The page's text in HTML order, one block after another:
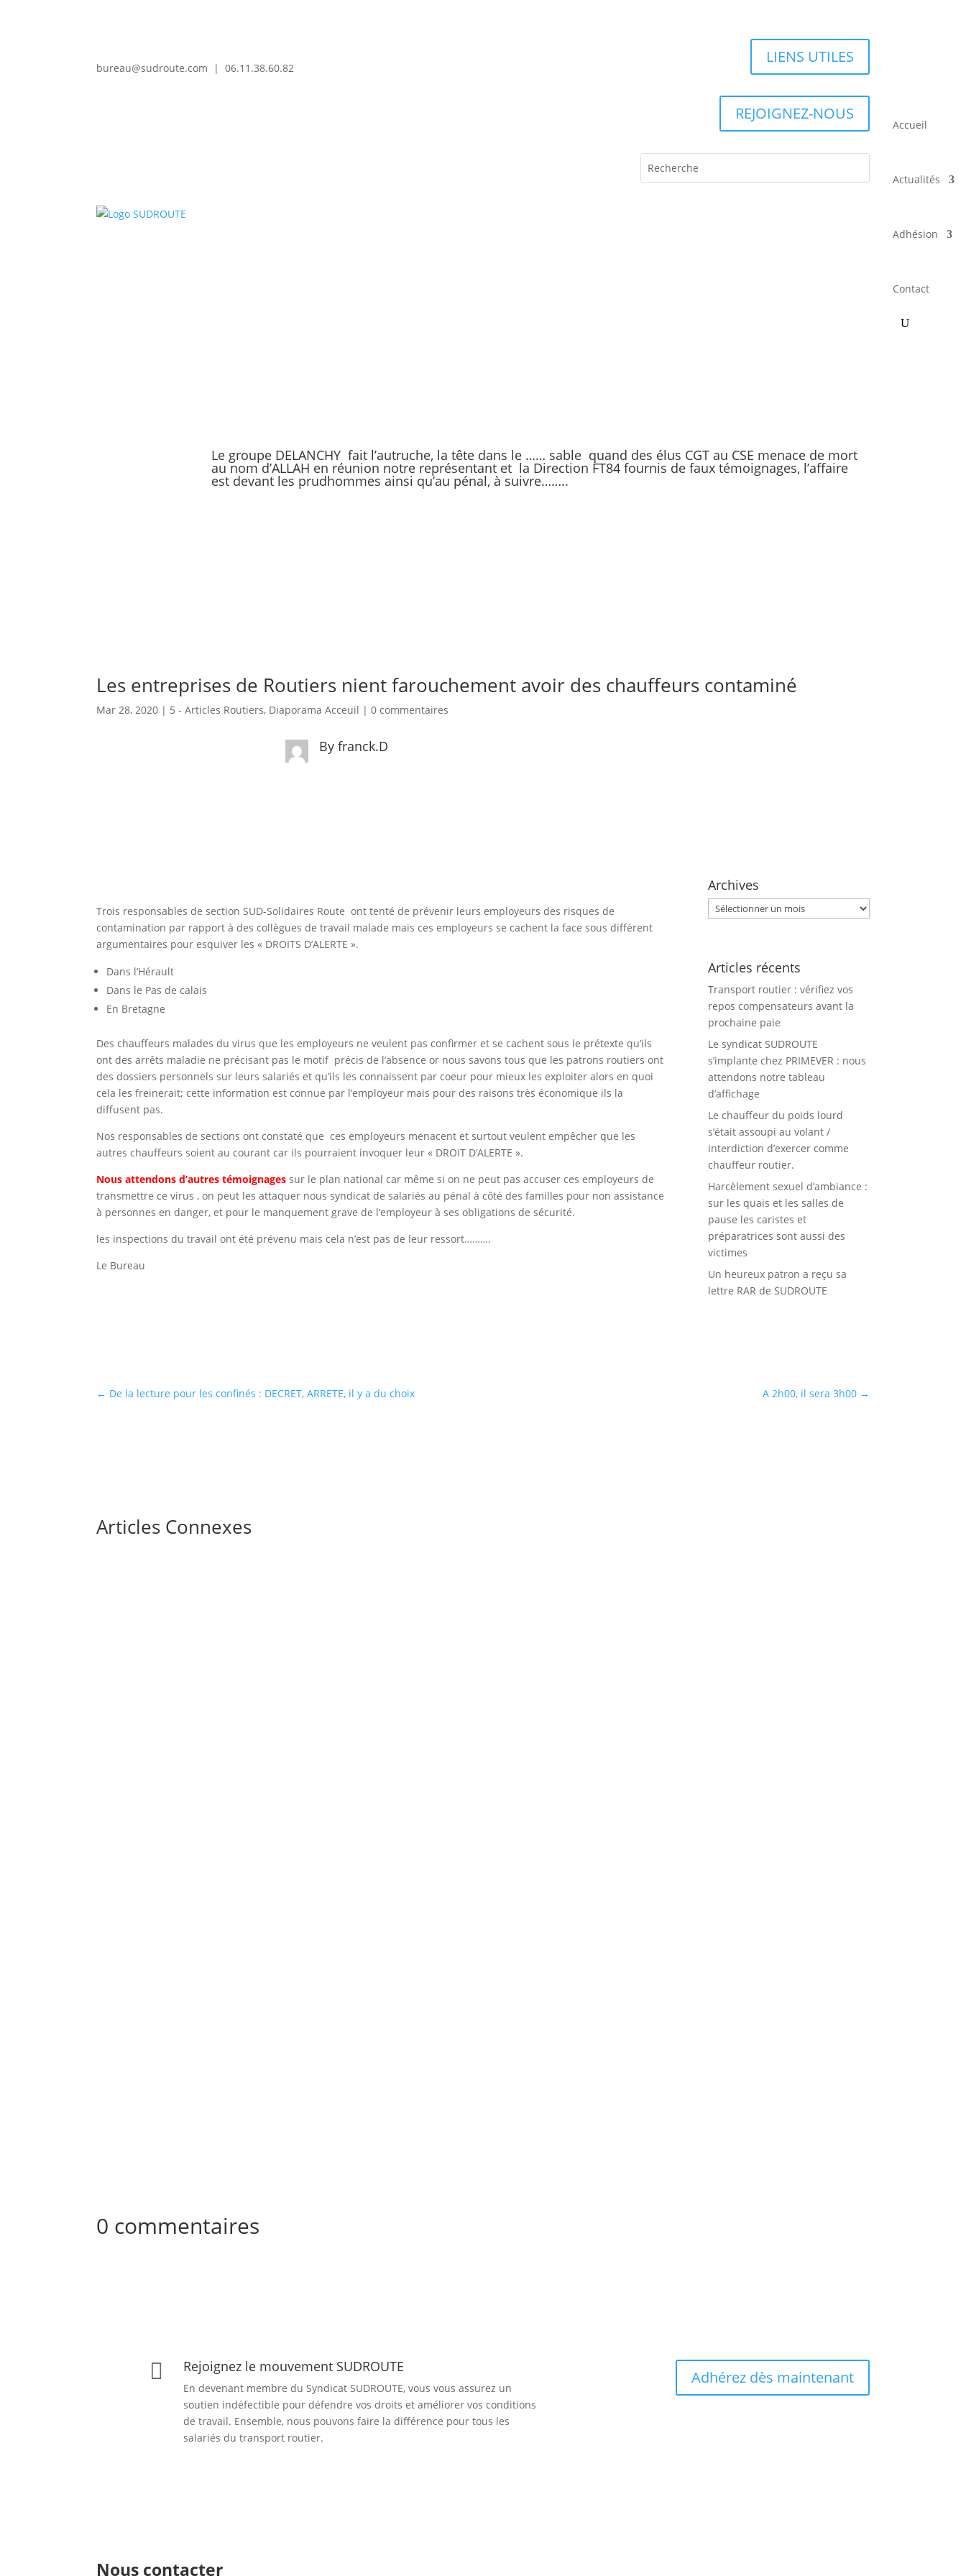
bureau@sudroute.com | 06.11.38.60.82
Accueil
Actualités
Adhésion
Contact
LIENS UTILES
REJOIGNEZ-NOUS
Le groupe DELANCHY fait l’autruche, la tête dans le …… sable quand des élus CGT au CSE menace de mort
au nom d’ALLAH en réunion notre représentant et la Direction FT84 fournis de faux témoignages, l’affaire
est devant les prudhommes ainsi qu’au pénal, à suivre……..
Les entreprises de Routiers nient farouchement avoir des chauffeurs contaminé
Mar 28, 2020 | 5 - Articles Routiers, Diaporama Acceuil |0 commentaires
By franck.D
Trois responsables de section SUD-Solidaires Route ont tenté de prévenir leurs employeurs des risques de
contamination par rapport à des collègues de travail malade mais ces employeurs se cachent la face sous différent
argumentaires pour esquiver les « DROITS D’ALERTE ».
Dans l’Hérault
Dans le Pas de calais
En Bretagne
Des chauffeurs malades du virus que les employeurs ne veulent pas confirmer et se cachent sous le prétexte qu’ils
ont des arrêts maladie ne précisant pas le motif précis de l’absence or nous savons tous que les patrons routiers ont
des dossiers personnels sur leurs salariés et qu’ils les connaissent par coeur pour mieux les exploiter alors en quoi
cela les freinerait; cette information est connue par l’employeur mais pour des raisons très économique ils la
diffusent pas.
Nos responsables de sections ont constaté que ces employeurs menacent et surtout veulent empêcher que les
autres chauffeurs soient au courant car ils pourraient invoquer leur « DROIT D’ALERTE ».
Nous attendons d’autres témoignages sur le plan national car même si on ne peut pas accuser ces employeurs de
transmettre ce virus , on peut les attaquer nous syndicat de salariés au pénal à côté des familles pour non assistance
à personnes en danger, et pour le manquement grave de l’employeur à ses obligations de sécurité.
les inspections du travail ont été prévenu mais cela n’est pas de leur ressort……….
Le Bureau
Archives
Archives
Articles récents
Transport routier : vérifiez vos
repos compensateurs avant la
prochaine paie
Le syndicat SUDROUTE
s’implante chez PRIMEVER : nous
attendons notre tableau
d’affichage
Le chauffeur du poids lourd
s’était assoupi au volant /
interdiction d’exercer comme
chauffeur routier.
Harcèlement sexuel d’ambiance :
sur les quais et les salles de
pause les caristes et
préparatrices sont aussi des
victimes
Un heureux patron a reçu sa
lettre RAR de SUDROUTE
← De la lecture pour les confinés : DECRET, ARRETE, il y a du choix A 2h00, il sera 3h00→
Articles Connexes
0 commentaires
 Rejoignez le mouvement SUDROUTE
En devenant membre du Syndicat SUDROUTE, vous vous assurez un
soutien indéfectible pour défendre vos droits et améliorer vos conditions
de travail. Ensemble, nous pouvons faire la différence pour tous les
salariés du transport routier.
Adhérez dès maintenant
Nous contacter